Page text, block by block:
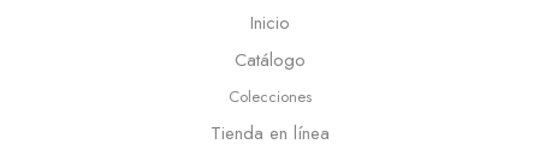
Inicio
Catálogo
Colecciones
Tienda en línea